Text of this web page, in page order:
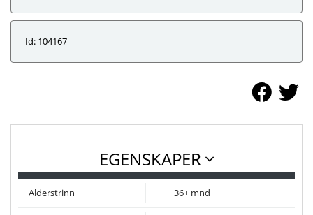
Id: 104167
EGENSKAPER
Alderstrinn 36+ mnd